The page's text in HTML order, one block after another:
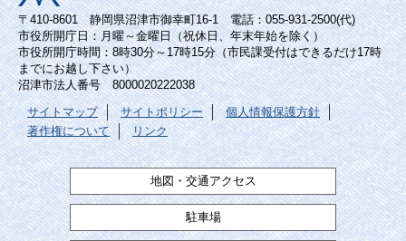
〒410-8601 静岡県沼津市御幸町16-1 電話：055-931-2500(代)
市役所開庁日：月曜～金曜日（祝休日、年末年始を除く）
市役所開庁時間：8時30分～17時15分（市民課受付はできるだけ17時
までにお越し下さい）
沼津市法人番号 8000020222038
サイトマップ サイトポリシー
個人情報保護方針
著作権について
リンク
地図・交通アクセス
駐車場